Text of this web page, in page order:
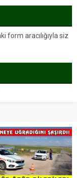
form aracılığıyla siz